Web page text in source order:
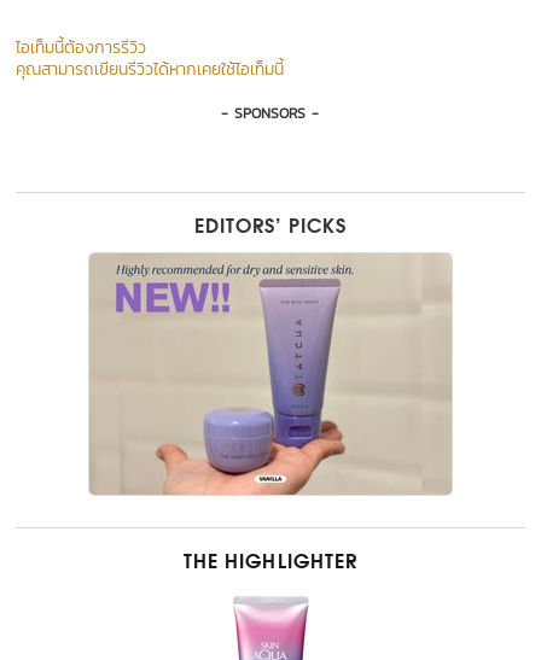
ไอเท็มนี้ต้องการรีวิว
คุณสามารถเขียนรีวิวได้หากเคยใช้ไอเท็มนี้
- SPONSORS -
EDITORS’ PICKS
THE HIGHLIGHTER